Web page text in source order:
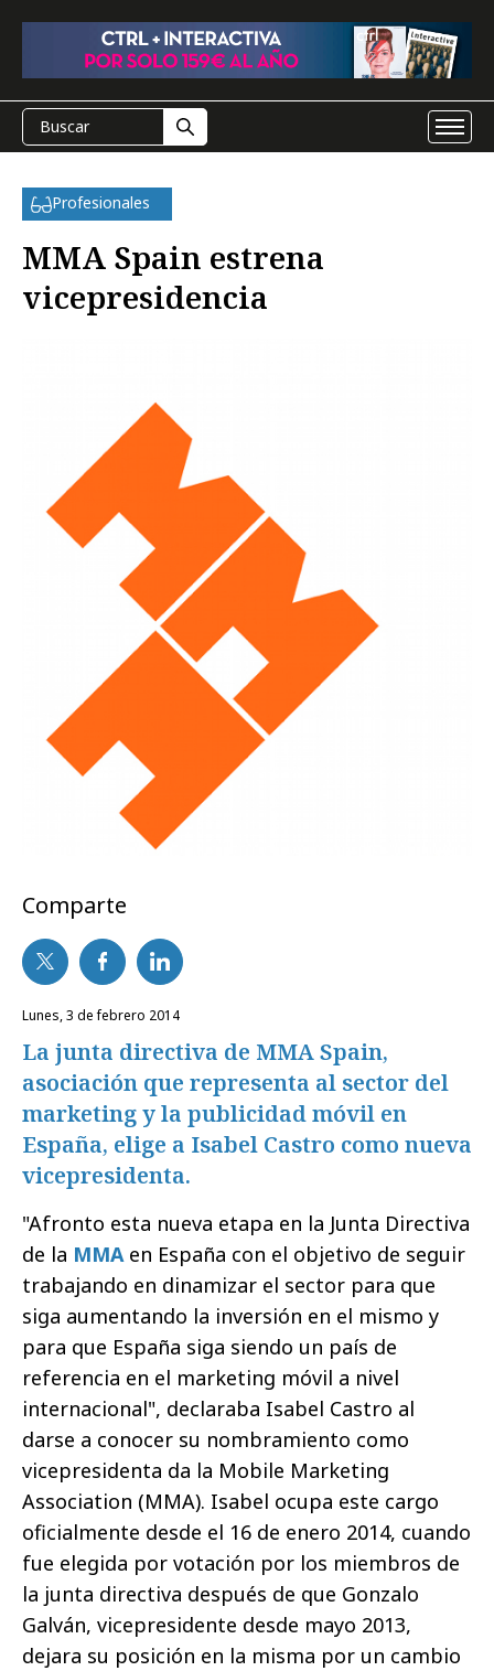
Profesionales
MMA Spain estrena
vicepresidencia
Comparte
lunes, 3 de febrero 2014
La junta directiva de MMA Spain,
asociación que representa al sector del
marketing y la publicidad móvil en
España, elige a Isabel Castro como nueva
vicepresidenta.
"Afronto esta nueva etapa en la Junta Directiva
de la MMA en España con el objetivo de seguir
trabajando en dinamizar el sector para que
siga aumentando la inversión en el mismo y
para que España siga siendo un país de
referencia en el marketing móvil a nivel
internacional", declaraba Isabel Castro al
darse a conocer su nombramiento como
vicepresidenta da la Mobile Marketing
Association (MMA). Isabel ocupa este cargo
oficialmente desde el 16 de enero 2014, cuando
fue elegida por votación por los miembros de
la junta directiva después de que Gonzalo
Galván, vicepresidente desde mayo 2013,
dejara su posición en la misma por un cambio